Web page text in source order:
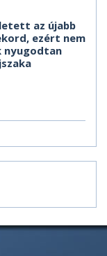
az újabb
ezért nem
nyugodtan